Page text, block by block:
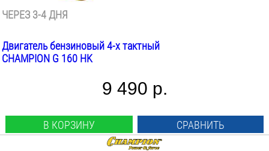
ЧЕРЕЗ 3-4 ДНЯ
Двигатель бензиновый 4-х тактный
CHAMPION G 160 HK
9 490 р.
В КОРЗИНУ СРАВНИТЬ